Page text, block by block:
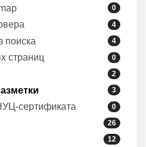
0
4
поиска 4
страниц 0
2
3
сертификата 0
26
12